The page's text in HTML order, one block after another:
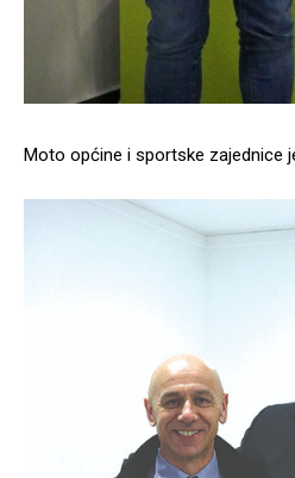
Moto općine i sportske zajednice